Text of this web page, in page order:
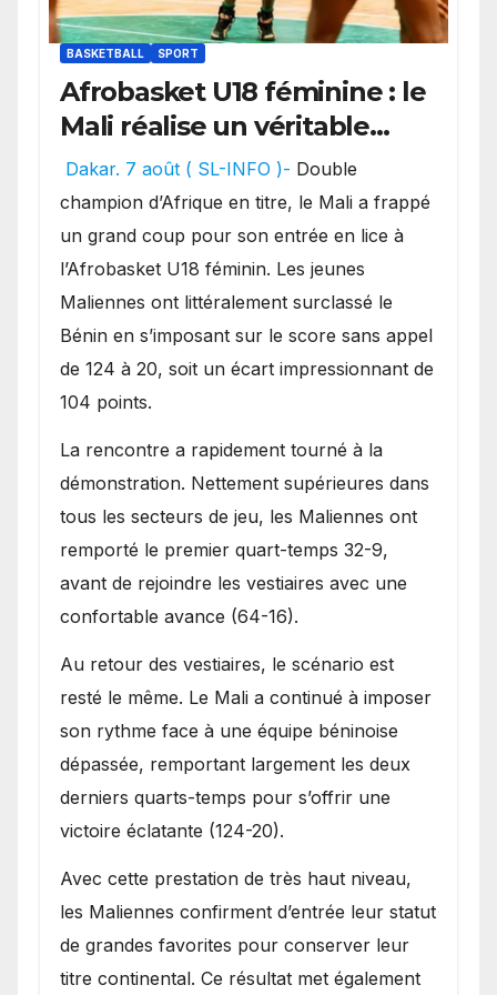
BASKETBALL SPORT
Afrobasket U18 féminine : le
Mali réalise un véritable
festival offensif et inflige
une lourde défaite au
Bénin.
Dakar. 7 août ( SL-INFO )- Double
champion d’Afrique en titre, le Mali a frappé
un grand coup pour son entrée en lice à
l’Afrobasket U18 féminin. Les jeunes
Maliennes ont littéralement surclassé le
Bénin en s’imposant sur le score sans appel
de 124 à 20, soit un écart impressionnant de
104 points.
La rencontre a rapidement tourné à la
démonstration. Nettement supérieures dans
tous les secteurs de jeu, les Maliennes ont
remporté le premier quart-temps 32-9,
avant de rejoindre les vestiaires avec une
confortable avance (64-16).
Au retour des vestiaires, le scénario est
resté le même. Le Mali a continué à imposer
son rythme face à une équipe béninoise
dépassée, remportant largement les deux
derniers quarts-temps pour s’offrir une
victoire éclatante (124-20).
Avec cette prestation de très haut niveau,
les Maliennes confirment d’entrée leur statut
de grandes favorites pour conserver leur
titre continental. Ce résultat met également